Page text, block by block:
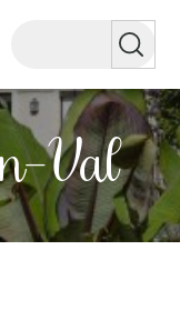
Val